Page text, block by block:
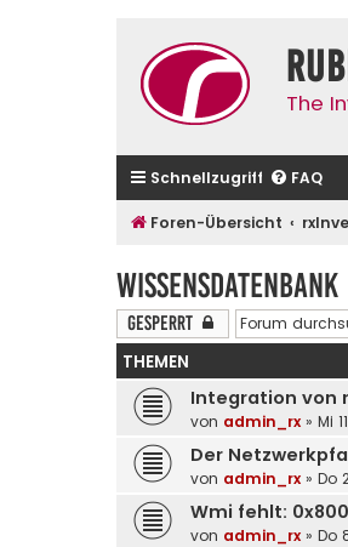
The
Schnellzugriff FAQ
Foren-Übersicht
Wissensdatenbank
Gesperrt
THEMEN
Integration von
von admin_rx » Mi
Der
von admin_rx » Do
Wmi fehlt:
von admin_rx » Do